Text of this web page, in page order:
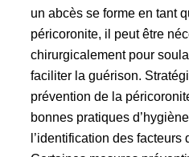
un abcès se forme en tant
péricoronite, il peut être
chirurgicalement pour
faciliter la guérison.
prévention de la
bonnes pratiques
l’identification des